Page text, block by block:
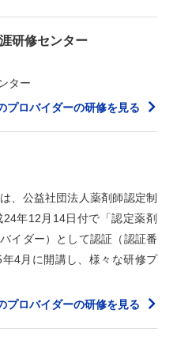
研修センター
ター
プロバイダーの研修を見る
、公益社団法人薬剤師認定制
年12月14日付で「認定薬剤
イダー）として認証（認証番
4月に開講し、様々な研修プ
プロバイダーの研修を見る